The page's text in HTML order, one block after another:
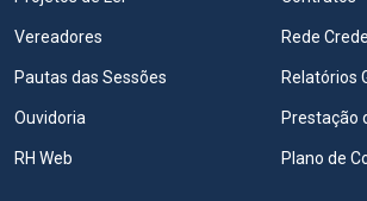
Vereadores
Pautas das Sessões
Ouvidoria
RH Web
Rede
Relatórios
Prestação
Plano de